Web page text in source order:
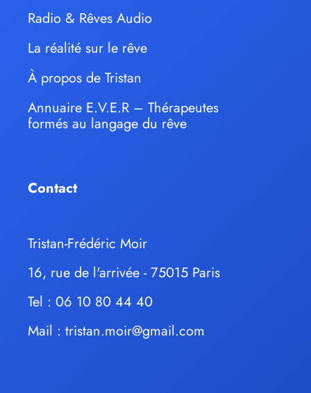
Radio & Rêves Audio
La réalité sur le rêve
À propos de Tristan
Annuaire E.V.E.R – Thérapeutes
formés au langage du rêve
Contact
Tristan-Frédéric Moir
16, rue de l'arrivée - 75015 Paris
Tel : 06 10 80 44 40
Mail : tristan.moir@gmail.com